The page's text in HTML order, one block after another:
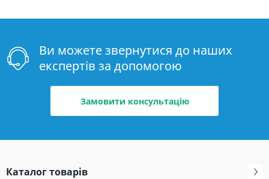
Ви можете звернутися до наших
експертів за допомогою
Замовити консультацію
Каталог товарів